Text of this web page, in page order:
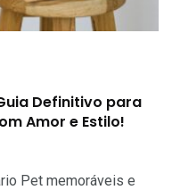
Definitivo para
Amor e Estilo!
Pet memoráveis e